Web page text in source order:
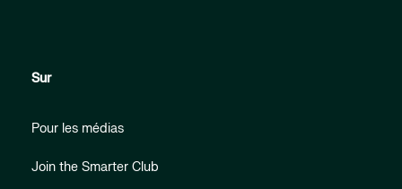
Sur
Pour les médias
Join the Smarter Club